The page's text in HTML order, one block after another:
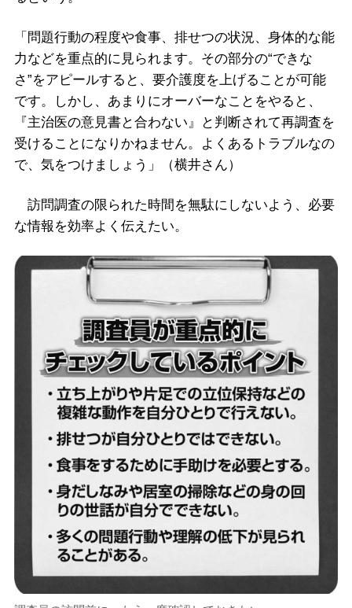
「問題行動の程度や食事、排せつの状況、身体的な能
力などを重点的に見られます。その部分の“できな
さ”をアピールすると、要介護度を上げることが可能
です。しかし、あまりにオーバーなことをやると、
『主治医の意見書と合わない』と判断されて再調査を
受けることになりかねません。よくあるトラブルなの
で、気をつけましょう」（横井さん）
訪問調査の限られた時間を無駄にしないよう、必要
な情報を効率よく伝えたい。